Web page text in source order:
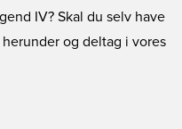
IV? Skal du selv have
og deltag i vores